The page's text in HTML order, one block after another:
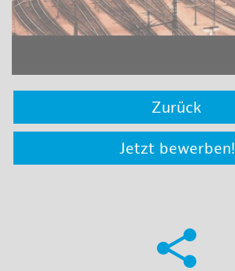
Zurück
Jetzt bewerben!